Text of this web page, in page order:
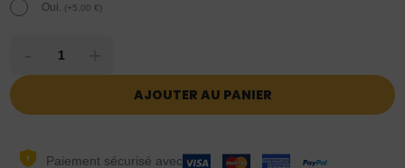
Oui. (+5,00€)
AJOUTER AU PANIER
Paiement sécurisé avec